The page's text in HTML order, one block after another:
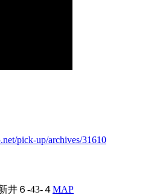
pick-up/archives/31610
井６‐43‐４MAP